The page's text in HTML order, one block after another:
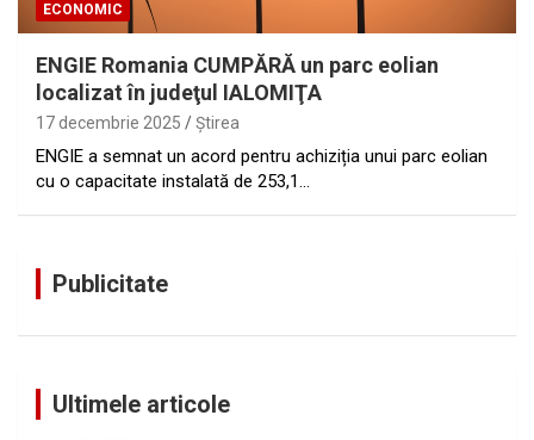
ECONOMIC
ENGIE Romania CUMPĂRĂ un parc eolian
localizat în judeţul IALOMIŢA
17 decembrie 2025 Ştirea
ENGIE a semnat un acord pentru achiziția unui parc eolian
cu o capacitate instalată de 253,1…
Publicitate
Ultimele articole